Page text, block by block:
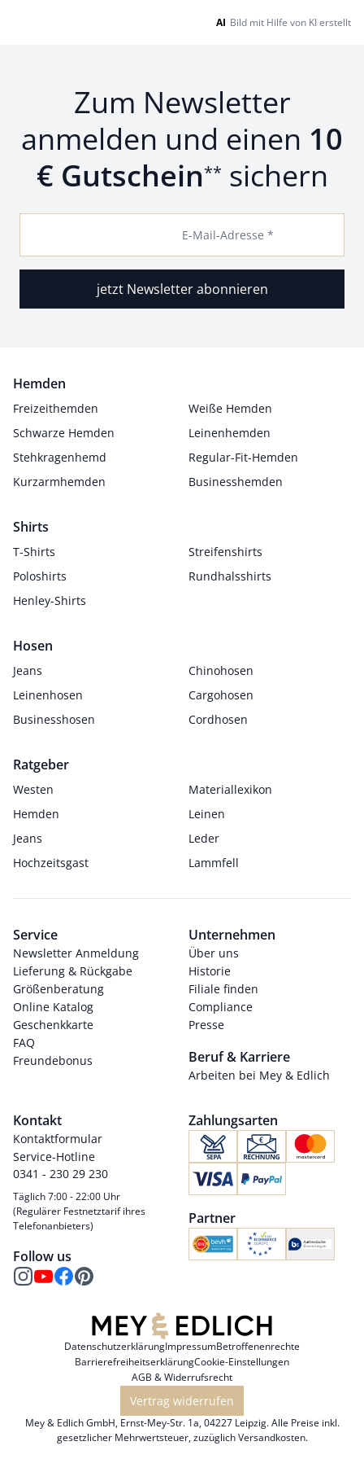
AI Bild mit Hilfe von KI erstellt
Zum Newsletter
anmelden und einen 10
€ Gutschein** sichern
E-Mail-Adresse *
jetzt Newsletter abonnieren
Hemden
Freizeithemden
Weiße Hemden
Schwarze Hemden
Leinenhemden
Stehkragenhemd
Regular-Fit-Hemden
Kurzarmhemden
Businesshemden
Shirts
T-Shirts
Streifenshirts
Poloshirts
Rundhalsshirts
Henley-Shirts
Hosen
Jeans
Chinohosen
Leinenhosen
Cargohosen
Businesshosen
Cordhosen
Ratgeber
Westen
Materiallexikon
Hemden
Leinen
Jeans
Leder
Hochzeitsgast
Lammfell
Service
Newsletter Anmeldung
Lieferung & Rückgabe
Größenberatung
Online Katalog
Geschenkkarte
FAQ
Freundebonus
Unternehmen
Über uns
Historie
Filiale finden
Compliance
Presse
Beruf & Karriere
Arbeiten bei Mey & Edlich
Kontakt
Kontaktformular
Service-Hotline
0341 - 230 29 230
Täglich 7:00 - 22:00 Uhr
(Regulärer Festnetztarif ihres
Telefonanbieters)
Follow us
Zahlungsarten
Partner
DatenschutzerklärungImpressumBetroffenenrechte
BarrierefreiheitserklärungCookie-Einstellungen
AGB & Widerrufsrecht
Vertrag widerrufen
Mey & Edlich GmbH, Ernst-Mey-Str. 1a, 04227 Leipzig. Alle Preise inkl.
gesetzlicher Mehrwertsteuer, zuzüglichVersandkosten.